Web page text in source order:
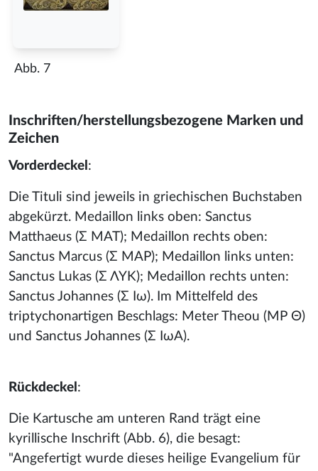
Abb. 7
Inschriften/herstellungsbezogene Marken und
Zeichen
Vorderdeckel :
Die Tituli sind jeweils in griechischen Buchstaben
abgekürzt. Medaillon links oben: Sanctus
Matthaeus (Σ ΜΑΤ); Medaillon rechts oben:
Sanctus Marcus (Σ ΜΑΡ); Medaillon links unten:
Sanctus Lukas (Σ ΛΥΚ); Medaillon rechts unten:
Sanctus Johannes (Σ Ιω). Im Mittelfeld des
triptychonartigen Beschlags: Meter Theou (ΜΡ Θ)
und Sanctus Johannes (Σ ΙωΑ).
Rückdeckel :
Die Kartusche am unteren Rand trägt eine
kyrillische Inschrift (Abb. 6), die besagt:
"Angefertigt wurde dieses heilige Evangelium für